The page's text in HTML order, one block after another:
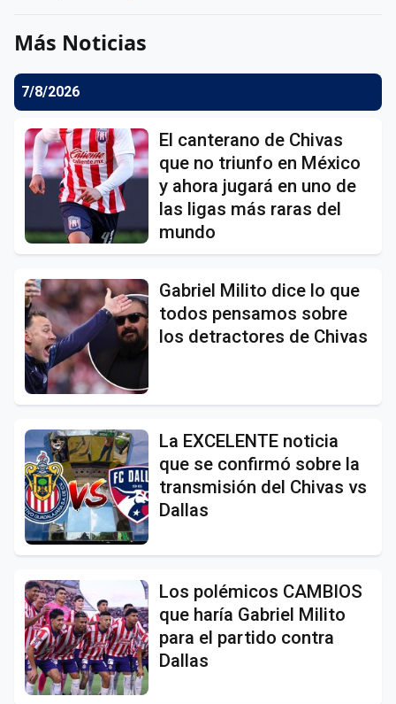
Más Noticias
7/8/2026
El canterano de Chivas
que no triunfo en México
y ahora jugará en uno de
las ligas más raras del
mundo
Gabriel Milito dice lo que
todos pensamos sobre
los detractores de Chivas
La EXCELENTE noticia
que se confirmó sobre la
transmisión del Chivas vs
Dallas
Los polémicos CAMBIOS
que haría Gabriel Milito
para el partido contra
Dallas